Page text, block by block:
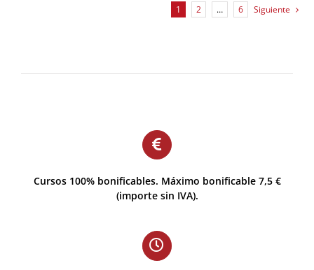
1 2 … 6 Siguiente
Cursos 100% bonificables. Máximo bonificable 7,5 €
(importe sin IVA).